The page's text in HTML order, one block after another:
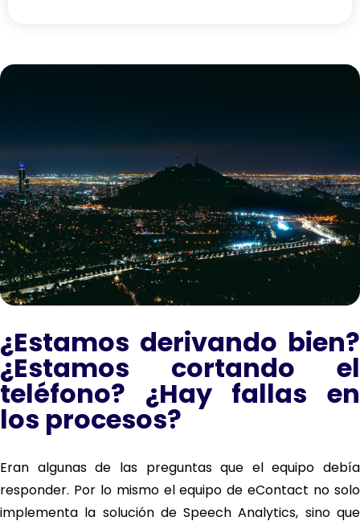
¿Estamos derivando bien?
¿Estamos cortando el
teléfono? ¿Hay fallas en
los procesos?
Eran algunas de las preguntas que el equipo debía
responder. Por lo mismo el equipo de eContact no solo
implementa la solución de Speech Analytics, sino que